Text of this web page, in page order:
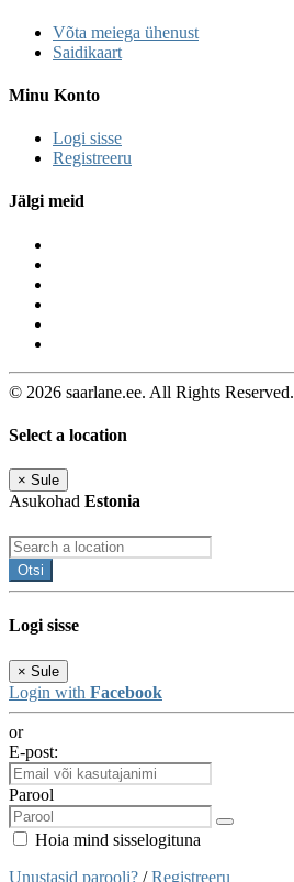
Võta meiega ühenust
Saidikaart
Minu Konto
Logi sisse
Registreeru
Jälgi meid
© 2026 saarlane.ee. All Rights Reserved.
Select a location
× Sule
Asukohad Estonia
Otsi
Logi sisse
× Sule
Login with Facebook
or
E-post:
Parool
Hoia mind sisselogituna
Unustasid parooli? /Registreeru